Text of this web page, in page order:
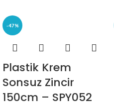
-47%
Plastik Krem
Sonsuz Zincir
150cm – SPY052